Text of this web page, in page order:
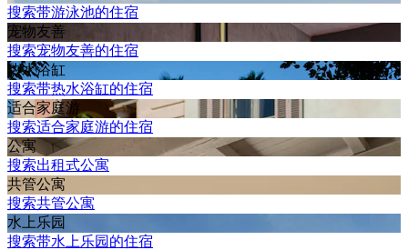
搜索带游泳池的住宿
宠物友善
搜索宠物友善的住宿
热水浴缸
搜索带热水浴缸的住宿
适合家庭游
搜索适合家庭游的住宿
公寓
搜索出租式公寓
共管公寓
搜索共管公寓
水上乐园
搜索带水上乐园的住宿